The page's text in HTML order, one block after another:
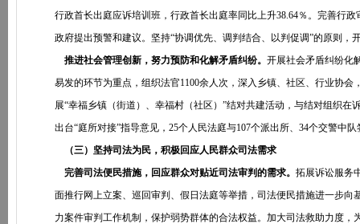
行政首长出庭应诉培训班，行政首长出庭率同比上升38.64％。完善行
政府提出预警和建议。坚持“协调优先、调判结合、以判促调”的原则
推进社会管理创新，努力预防和化解矛盾纠纷。 开展社会矛盾纠纷化
易发的环节为重点，组织法官1100余人次，深入乡镇、社区、行业协
展“幸福乡镇（街道）、幸福村（社区）”结对共建活动，与结对组织
出台“庭所对接”指导意见，25个人民法庭与107个派出所、34个交警中
（三）坚持司法为民，积极回应人民群众司法需求
完善司法便民措施，回应群众对贴近司法审判的需求。 拓展诉讼服务
面推行网上立案、巡回审判、假日法庭等举措，司法便民措施进一步
力案件审判工作机制，保护弱势群体的合法权益。加大司法救助力度